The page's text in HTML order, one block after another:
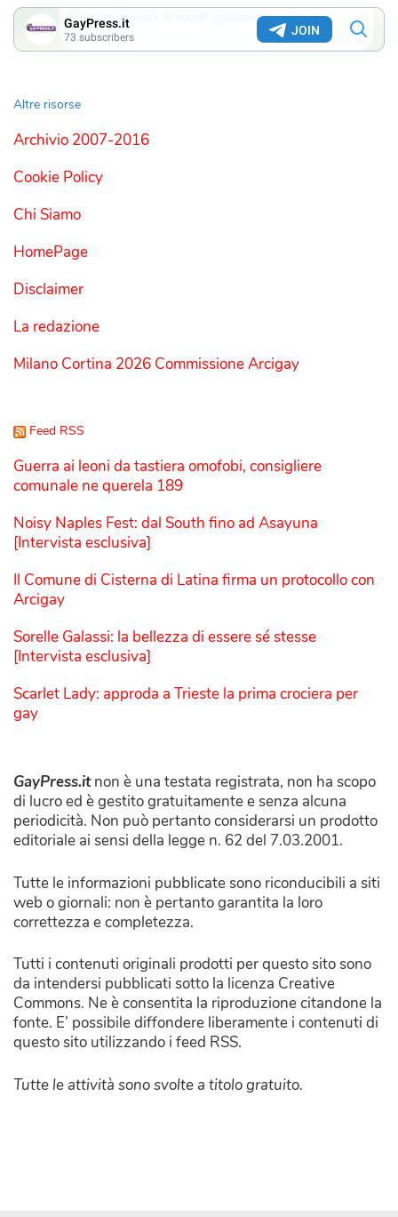
Altre risorse
Archivio 2007-2016
Cookie Policy
Chi Siamo
HomePage
Disclaimer
La redazione
Milano Cortina 2026 Commissione Arcigay
Feed RSS
Guerra ai leoni da tastiera omofobi, consigliere
comunale ne querela 189
Noisy Naples Fest: dal South fino ad Asayuna
[Intervista esclusiva]
Il Comune di Cisterna di Latina firma un protocollo con
Arcigay
Sorelle Galassi: la bellezza di essere sé stesse
[Intervista esclusiva]
Scarlet Lady: approda a Trieste la prima crociera per
gay
GayPress.itnon è una testata registrata, non ha scopo
di lucro ed è gestito gratuitamente e senza alcuna
periodicità. Non può pertanto considerarsi un prodotto
editoriale ai sensi della legge n. 62 del 7.03.2001.
Tutte le informazioni pubblicate sono riconducibili a siti
web o giornali: non è pertanto garantita la loro
correttezza e completezza.
Tutti i contenuti originali prodotti per questo sito sono
da intendersi pubblicati sotto la licenza Creative
Commons. Ne è consentita la riproduzione citandone la
fonte. E’ possibile diffondere liberamente i contenuti di
questo sito utilizzando i feed RSS.
Tutte le attività sono svolte a titolo gratuito.